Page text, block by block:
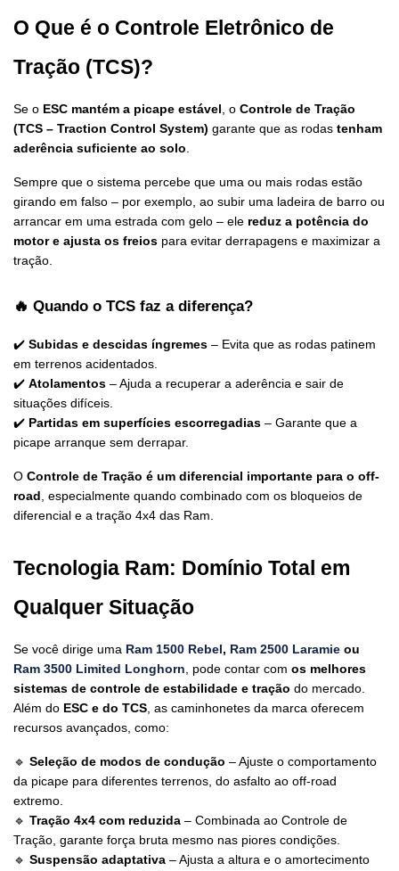
O Que é o Controle Eletrônico de
Tração (TCS)?
Se o ESC mantém a picape estável , o Controle de Tração
(TCS – Traction Control System) garante que as rodas tenham
aderência suficiente ao solo
Sempre que o sistema percebe que uma ou mais rodas estão
girando em falso – por exemplo, ao subir uma ladeira de barro ou
arrancar em uma estrada com gelo – ele reduz a potência do
motor e ajusta os freios para evitar derrapagens e maximizar a
tração.
🔥 Quando o TCS faz a diferença?
✔️ Subidas e descidas íngremes – Evita que as rodas patinem
em terrenos acidentados.
✔️ Atolamentos – Ajuda a recuperar a aderência e sair de
situações difíceis.
✔️ Partidas em superfícies escorregadias – Garante que a
picape arranque sem derrapar.
O Controle de Tração é um diferencial importante para o off-
road, especialmente quando combinado com os bloqueios de
diferencial e a tração 4x4 das Ram.
Tecnologia Ram: Domínio Total em
Qualquer Situação
Se você dirige uma Ram 1500 Rebel, Ram 2500 Laramie
Ram 3500 Limited Longhorn, pode contar com os melhores
sistemas de controle de estabilidade e tração do mercado.
Além do ESC e do TCS, as caminhonetes da marca oferecem
recursos avançados, como:
🔹 Seleção de modos de condução – Ajuste o comportamento
da picape para diferentes terrenos, do asfalto ao off-road
extremo.
🔹 Tração 4x4 com reduzida – Combinada ao Controle de
Tração, garante força bruta mesmo nas piores condições.
🔹 Suspensão adaptativa – Ajusta a altura e o amortecimento